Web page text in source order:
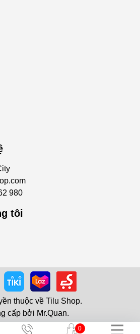
980
tôi
thuộc về Tilu Shop.
cấp bởi Mr.Quan.
0